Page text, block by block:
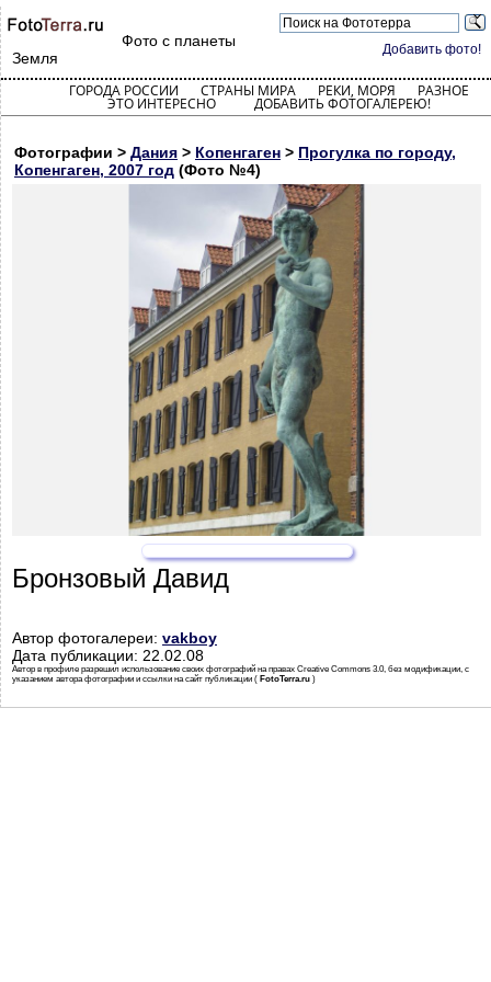
Добавить фото!
Фото с планеты
Земля
ГОРОДА РОССИИ СТРАНЫ МИРА РЕКИ, МОРЯ РАЗНОЕ
ЭТО ИНТЕРЕСНО ДОБАВИТЬ ФОТОГАЛЕРЕЮ!
Фотографии > Дания > Копенгаген > Прогулка по городу,
Копенгаген, 2007 год (Фото №4)
Бронзовый Давид
Автор фотогалереи: vakboy
Дата публикации: 22.02.08
Автор в профиле разрешил использование своих фотографий на правах Creative Commons 3.0, без модификации, с
указанием автора фотографии и ссылки на сайт публикации ( FotoTerra.ru )